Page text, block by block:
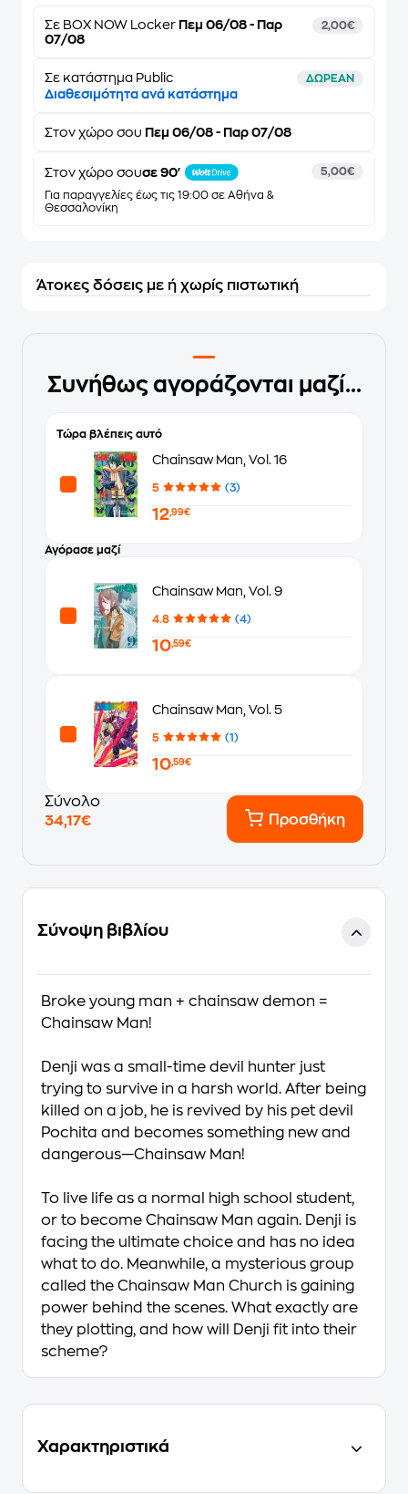
Σε BOX NOW Locker Πεμ 06/08 - Παρ
07/08
2,00€
Σε κατάστημα Public ΔΩΡΕΑΝ
Διαθεσιμότητα ανά κατάστημα
Στον χώρο σου Πεμ 06/08 - Παρ 07/08
Στον χώρο σουσε 90'
Για παραγγελίες έως τις 19:00 σε Αθήνα &
Θεσσαλονίκη
5,00€
Άτοκες δόσεις με ή χωρίς πιστωτική
Συνήθως αγοράζονται μαζί...
Τώρα βλέπεις αυτό
Chainsaw Man, Vol. 16
5 (3)
12,99€
Αγόρασε μαζί
Chainsaw Man, Vol. 9
4.8 (4)
10,59€
Chainsaw Man, Vol. 5
5 (1)
10,59€
Σύνολο
34,17€
Προσθήκη
Σύνοψη βιβλίου
Broke young man + chainsaw demon =
Chainsaw Man!
Denji was a small-time devil hunter just
trying to survive in a harsh world. After being
killed on a job, he is revived by his pet devil
Pochita and becomes something new and
dangerous—Chainsaw Man!
To live life as a normal high school student,
or to become Chainsaw Man again. Denji is
facing the ultimate choice and has no idea
what to do. Meanwhile, a mysterious group
called the Chainsaw Man Church is gaining
power behind the scenes. What exactly are
they plotting, and how will Denji fit into their
scheme?
Χαρακτηριστικά